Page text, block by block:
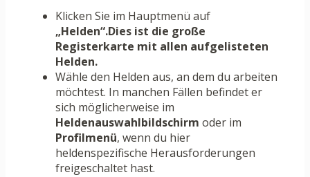
Klicken Sie im Hauptmenü auf
„Helden“.Dies ist die große
Registerkarte mit allen aufgelisteten
Helden.
Wähle den Helden aus, an dem du arbeiten
möchtest. In manchen Fällen befindet er
sich möglicherweise im
Heldenauswahlbildschirm oder im
Profilmenü, wenn du hier
heldenspezifische Herausforderungen
freigeschaltet hast.